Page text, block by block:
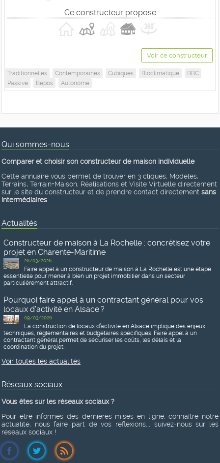
Ce constructeur propose
Voir ce constructeur
Traditionnelles Contemporaines Cubiques Bioclimatique
BBC
Passive
Bepos Autonome
Qui sommes-nous
Comparer et choisir son constructeur de maison individuelle
Cette annuaire vous permet de trouver en 3 cliques, Modèles,
Terrains, Terrain+Maison, Réalisations et Visite Virtuelle directement
sur le site du constructeur et de prendre contact directement sans
intermédiaires
Actualités
Constructeur de maison à La Rochelle : concrétisez votre
projet en Charente-Maritime
26/03/2026
Faire appel à un constructeur de maison à La Rochelle est une étape
essentielle pour mener à bien un projet immobilier dans un secteur
particulièrement attractif.
Pourquoi faire appel à un contractant général pour vos
locaux d’activité en Alsace ?
09/03/2026
La construction de locaux d’activité en Alsace implique des enjeux
techniques, réglementaires et budgétaires spécifiques. Faire appel à un
contractant général permet de sécuriser les coûts, les délais et la
coordination du projet.
Voir toutes les actualités
Réseaux sociaux
Vous êtes sur les réseaux sociaux ?
Pour être informés des dernières mises en ligne, connaître notre
actualité, nous faire part de vos réflexions... suivez-nous sur les
réseaux sociaux !